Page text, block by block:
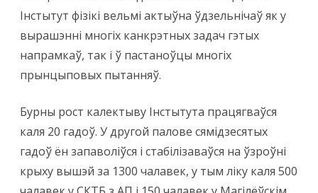
Інстытут фізікі вельмі актыўна ўдзельнічаў як у
вырашэнні многіх канкрэтных задач гэтых
напрамкаў, так і ў пастаноўцы многіх
прынцыповых пытанняў.
Бурны рост калектыву Інстытута працягваўся
каля 20 гадоў. У другой палове сямідзесятых
гадоў ён запаволіўся і стабілізаваўся на ўзроўні
крыху вышэй за 1300 чалавек, у тым ліку каля 500